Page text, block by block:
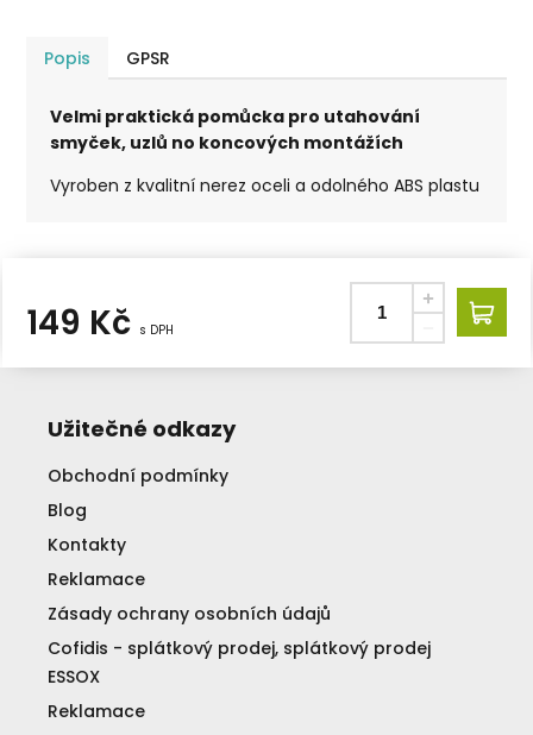
Popis GPSR
Velmi praktická pomůcka pro utahování
smyček, uzlů no koncových montážích
Vyroben z kvalitní nerez oceli a odolného ABS plastu
149 Kč s DPH
Užitečné odkazy
Obchodní podmínky
Blog
Kontakty
Reklamace
Zásady ochrany osobních údajů
Cofidis - splátkový prodej, splátkový prodej
ESSOX
Reklamace